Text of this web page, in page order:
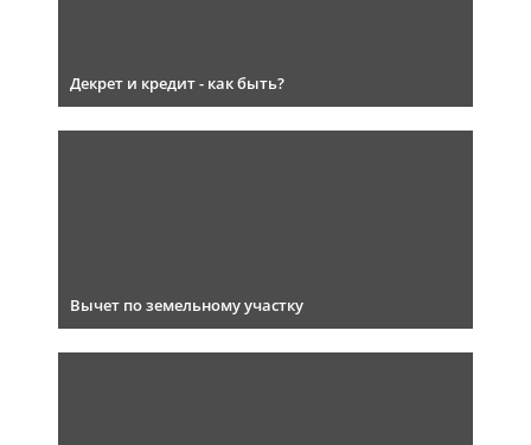
Декрет и кредит - как быть?
Вычет по земельному участку